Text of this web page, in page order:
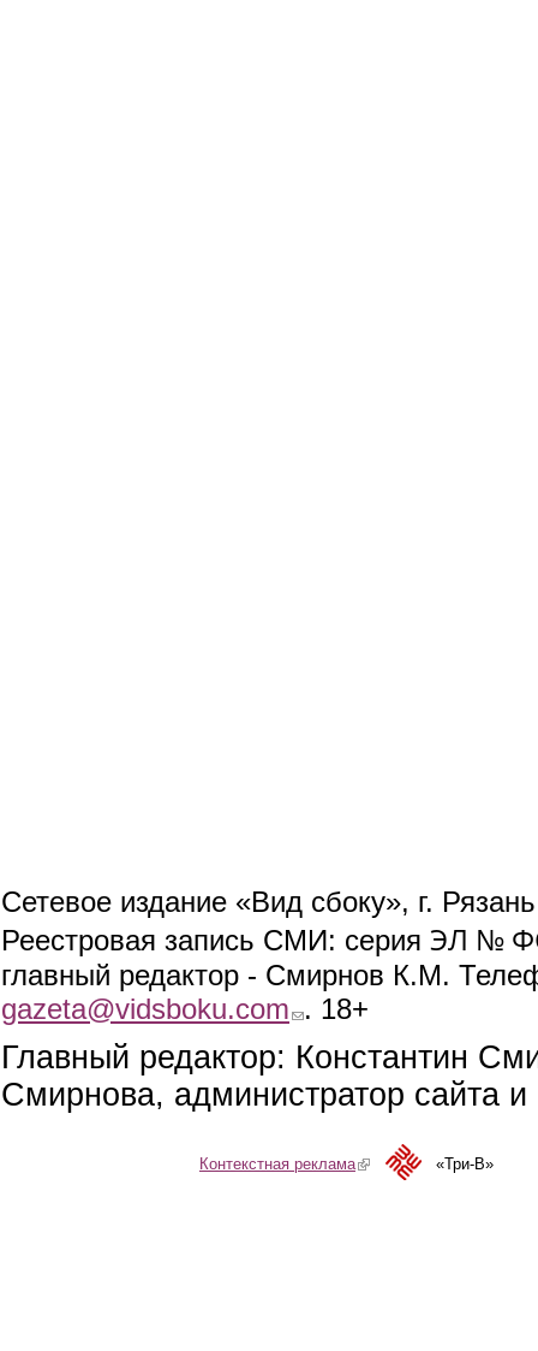
Сетевое издание «Вид сбоку», г.
Реестровая запись СМИ: серия ЭЛ №
главный редактор - Смирнов К.М.
gazeta@vidsboku.com (link sends e-mail)
. 18+
Главный редактор: Константин
Смирнова, администратор сайта
Контекстная реклама(link is external)«Три-В»